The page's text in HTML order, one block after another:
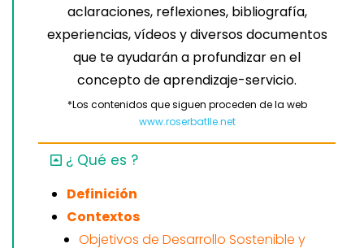
aclaraciones, reflexiones, bibliografía,
experiencias, vídeos y diversos documentos
que te ayudarán a profundizar en el
concepto de aprendizaje-servicio.
*Los contenidos que siguen proceden de la web
www.roserbatlle.net
¿ Qué es ?
Definición
Contextos
Objetivos de Desarrollo Sostenible y